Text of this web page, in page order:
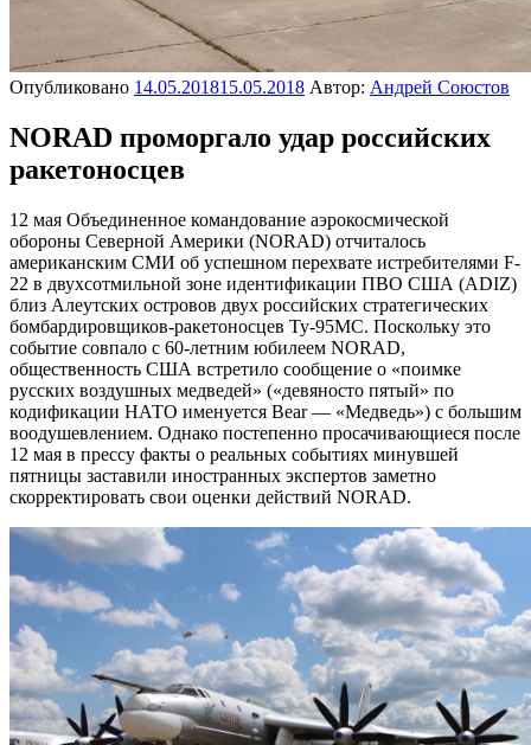
Опубликовано 14.05.201815.05.2018 Автор: Андрей Союстов
NORAD проморгало удар российских
ракетоносцев
12 мая Объединенное командование аэрокосмической
обороны Северной Америки (NORAD) отчиталось
американским СМИ об успешном перехвате истребителями F-
22 в двухсотмильной зоне идентификации ПВО США (ADIZ)
близ Алеутских островов двух российских стратегических
бомбардировщиков-ракетоносцев Ту-95МС. Поскольку это
событие совпало с 60-летним юбилеем NORAD,
общественность США встретило сообщение о «поимке
русских воздушных медведей» («девяносто пятый» по
кодификации НАТО именуется Bear — «Медведь») с большим
воодушевлением. Однако постепенно просачивающиеся после
12 мая в прессу факты о реальных событиях минувшей
пятницы заставили иностранных экспертов заметно
скорректировать свои оценки действий NORAD.